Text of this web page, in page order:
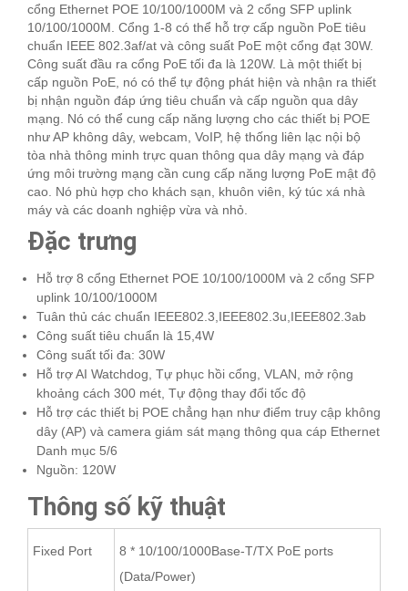
cổng Ethernet POE 10/100/1000M và 2 cổng SFP uplink
10/100/1000M. Cổng 1-8 có thể hỗ trợ cấp nguồn PoE tiêu
chuẩn IEEE 802.3af/at và công suất PoE một cổng đạt 30W.
Công suất đầu ra cổng PoE tối đa là 120W. Là một thiết bị
cấp nguồn PoE, nó có thể tự động phát hiện và nhận ra thiết
bị nhận nguồn đáp ứng tiêu chuẩn và cấp nguồn qua dây
mạng. Nó có thể cung cấp năng lượng cho các thiết bị POE
như AP không dây, webcam, VoIP, hệ thống liên lạc nội bộ
tòa nhà thông minh trực quan thông qua dây mạng và đáp
ứng môi trường mạng cần cung cấp năng lượng PoE mật độ
cao. Nó phù hợp cho khách sạn, khuôn viên, ký túc xá nhà
máy và các doanh nghiệp vừa và nhỏ.
Đặc trưng
Hỗ trợ 8 cổng Ethernet POE 10/100/1000M và 2 cổng SFP
uplink 10/100/1000M
Tuân thủ các chuẩn IEEE802.3,IEEE802.3u,IEEE802.3ab
Công suất tiêu chuẩn là 15,4W
Công suất tối đa: 30W
Hỗ trợ AI Watchdog, Tự phục hồi cổng, VLAN, mở rộng
khoảng cách 300 mét, Tự động thay đổi tốc độ
Hỗ trợ các thiết bị POE chẳng hạn như điểm truy cập không
dây (AP) và camera giám sát mạng thông qua cáp Ethernet
Danh mục 5/6
Nguồn: 120W
Thông số kỹ thuật
Fixed Port
8 * 10/100/1000Base-T/TX PoE ports
(Data/Power)